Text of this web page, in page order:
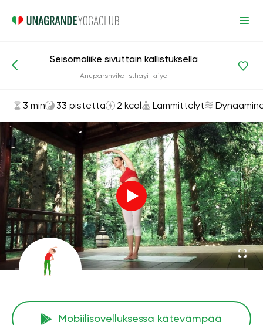
Asanat ja harjoitukset Lämmittelyt
Seisomaliike sivuttain kallistuksella
Anuparshvika-sthayi-kriya
3 min 33 pistettä 2 kcal Lämmittelyt
Mobiilisovelluksessa kätevämpää